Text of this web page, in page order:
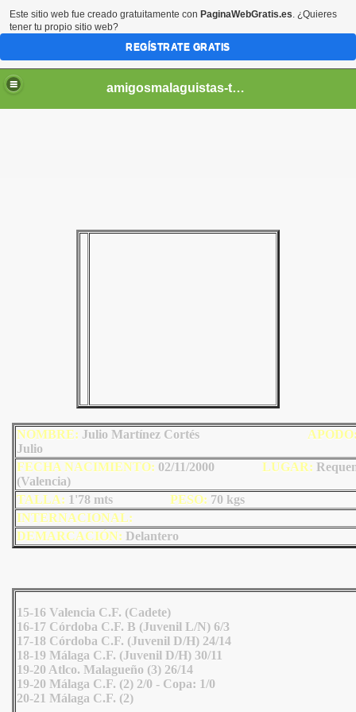
amigosmalaguistas-temporadas
NOMBRE: Julio Martínez Cortés APODO
Julio
FECHA NACIMIENTO: 02/11/2000 LUGAR:
(Valencia)
TALLA: 1'78 mts PESO: 70 kgs
INTERNACIONAL:
DEMARCACIÓN: Delantero
15-16 Valencia C.F. (Cadete)
16-17 Córdoba C.F. B (Juvenil L/N) 6/3
17-18 Córdoba C.F. (Juvenil D/H) 24/14
18-19 Málaga C.F. (Juvenil D/H) 30/11
19-20 Atlco. Malagueño (3) 26/14
19-20 Málaga C.F. (2) 2/0 - Copa: 1/0
20-21 Málaga C.F. (2)
Este sitio web fue creado gratuitamente con PaginaWebGratis.es. ¿Quieres
tener tu propio sitio web?
REGÍSTRATE GRATIS